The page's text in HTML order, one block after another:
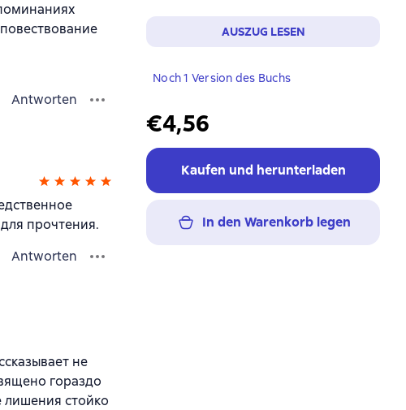
Antworten
прочтения.
Antworten
не
гораздо
лишения стойко
AUSZUG LESEN
Noch 1 Version des Buchs
€4,56
Kaufen und herunterladen
In den Warenkorb legen